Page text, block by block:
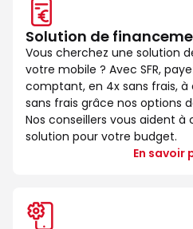
Solution de
Vous cherchez une solution
votre mobile ? Avec SFR,
comptant, en 4x sans frais,
sans frais grâce nos options
Nos conseillers vous aident à
solution pour votre budget.
En savoir